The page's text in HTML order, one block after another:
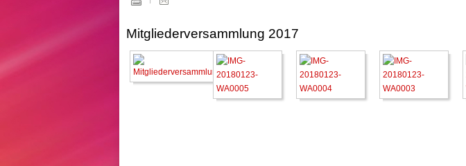
Mitgliederversammlung 2017